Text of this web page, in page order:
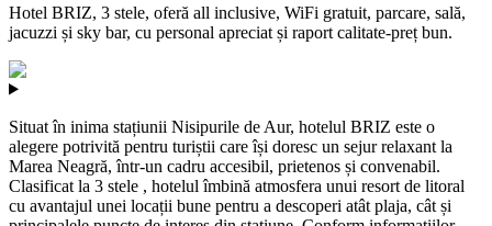
Hotel BRIZ, 3 stele, oferă all inclusive, WiFi gratuit, parcare, sală,
jacuzzi și sky bar, cu personal apreciat și raport calitate-preț bun.
Situat în inima stațiunii Nisipurile de Aur, hotelul BRIZ este o
alegere potrivită pentru turiștii care își doresc un sejur relaxant la
Marea Neagră, într-un cadru accesibil, prietenos și convenabil.
Clasificat la 3 stele , hotelul îmbină atmosfera unui resort de litoral
cu avantajul unei locații bune pentru a descoperi atât plaja, cât și